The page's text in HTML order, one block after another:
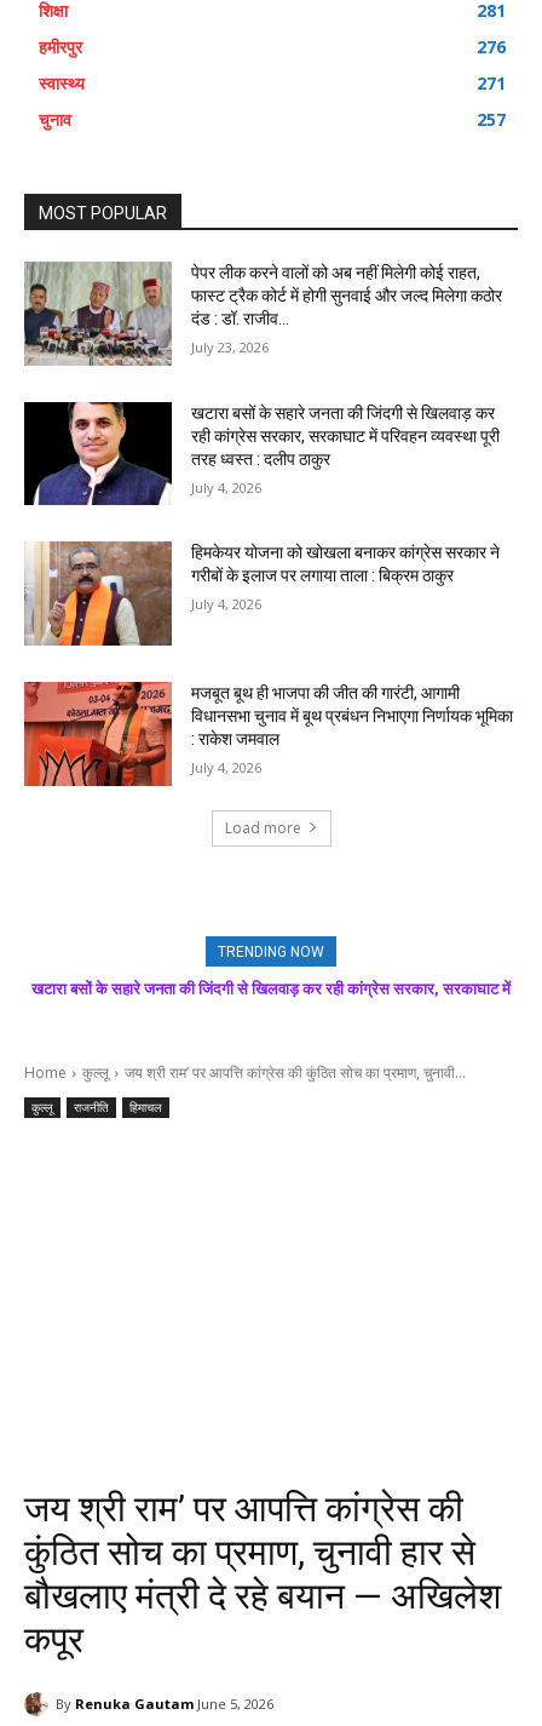
शिक्षा
281
हमीरपुर
276
स्वास्थ्य
271
चुनाव
257
MOST POPULAR
पेपर लीक करने वालों को अब नहीं मिलेगी कोई राहत,
फास्ट ट्रैक कोर्ट में होगी सुनवाई और जल्द मिलेगा कठोर
दंड : डॉ. राजीव...
July 23, 2026
खटारा बसों के सहारे जनता की जिंदगी से खिलवाड़ कर
रही कांग्रेस सरकार, सरकाघाट में परिवहन व्यवस्था पूरी
तरह ध्वस्त : दलीप ठाकुर
July 4, 2026
हिमकेयर योजना को खोखला बनाकर कांग्रेस सरकार ने
गरीबों के इलाज पर लगाया ताला : बिक्रम ठाकुर
July 4, 2026
मजबूत बूथ ही भाजपा की जीत की गारंटी, आगामी
विधानसभा चुनाव में बूथ प्रबंधन निभाएगा निर्णायक भूमिका
: राकेश जमवाल
July 4, 2026
Load more